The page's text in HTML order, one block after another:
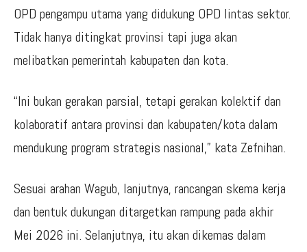
OPD pengampu utama yang didukung OPD lintas sektor.
Tidak hanya ditingkat provinsi tapi juga akan
melibatkan pemerintah kabupaten dan kota.
“Ini bukan gerakan parsial, tetapi gerakan kolektif dan
kolaboratif antara provinsi dan kabupaten/kota dalam
mendukung program strategis nasional,” kata Zefnihan.
Sesuai arahan Wagub, lanjutnya, rancangan skema kerja
dan bentuk dukungan ditargetkan rampung pada akhir
Mei 2026 ini. Selanjutnya, itu akan dikemas dalam